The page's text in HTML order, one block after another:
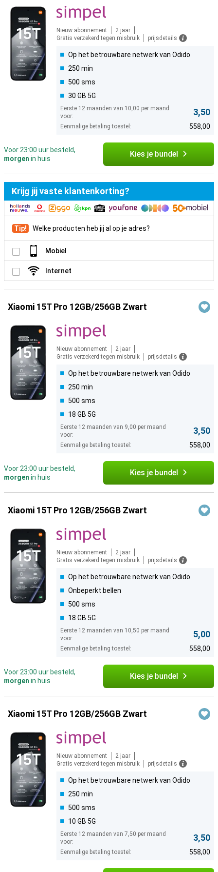
Nieuw abonnement
2 jaar
Gratis verzekerd tegen misbruik
prijsdetails
Op het betrouwbare netwerk van Odido
250 min
500 sms
30 GB 5G
Eerste 12 maanden van 10,00 per maand
voor:
3,50
Eenmalige betaling toestel: 558,00
Voor 23:00 uur besteld,
morgen in huis Kies je bundel
Krijg jij vaste klantenkorting?
Tip! Welke producten heb jij al op je adres?
Mobiel
Internet
Xiaomi 15T Pro 12GB/256GB Zwart
Nieuw abonnement
2 jaar
Gratis verzekerd tegen misbruik
prijsdetails
Op het betrouwbare netwerk van Odido
250 min
500 sms
18 GB 5G
Eerste 12 maanden van 9,00 per maand
voor:
3,50
Eenmalige betaling toestel: 558,00
Voor 23:00 uur besteld,
morgen in huis Kies je bundel
Xiaomi 15T Pro 12GB/256GB Zwart
Nieuw abonnement
2 jaar
Gratis verzekerd tegen misbruik
prijsdetails
Op het betrouwbare netwerk van Odido
Onbeperkt bellen
500 sms
18 GB 5G
Eerste 12 maanden van 10,50 per maand
voor:
5,00
Eenmalige betaling toestel: 558,00
Voor 23:00 uur besteld,
morgen in huis Kies je bundel
Xiaomi 15T Pro 12GB/256GB Zwart
Nieuw abonnement
2 jaar
Gratis verzekerd tegen misbruik
prijsdetails
Op het betrouwbare netwerk van Odido
250 min
500 sms
10 GB 5G
Eerste 12 maanden van 7,50 per maand
voor:
3,50
Eenmalige betaling toestel: 558,00